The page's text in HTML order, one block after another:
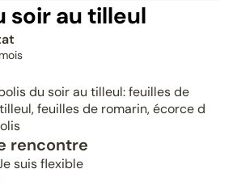
soir au tilleul
du soir au tilleul: feuilles de
feuilles de romarin, écorce d
rencontre
suis flexible